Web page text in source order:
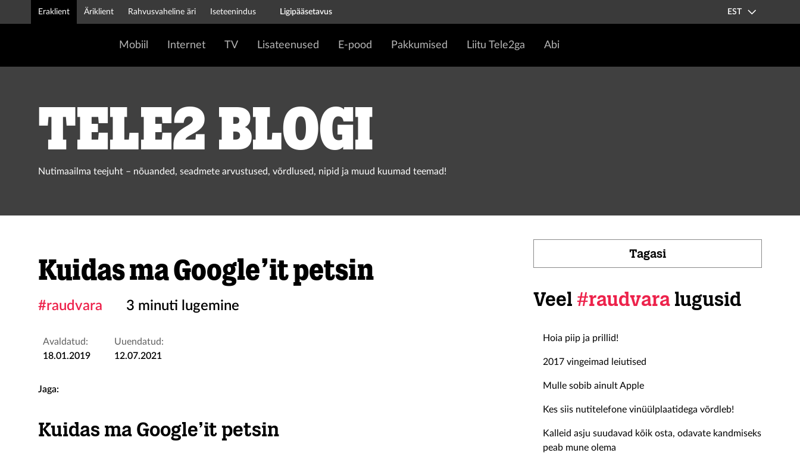
Eraklient Äriklient Rahvusvaheline äri Iseteenindus Ligipääsetavus EST
Mobiil Internet TV Lisateenused E-pood Pakkumised Liitu Tele2ga Abi
Tele2 blogi
Nutimaailma teejuht – nõuanded, seadmete arvustused, võrdlused, nipid ja muud kuumad teemad!
Kuidas ma Google’it petsin
#raudvara 3 minuti lugemine
Avaldatud:
18.01.2019
Uuendatud:
12.07.2021
Jaga:
Kuidas ma Google’it petsin
Tagasi
Veel #raudvara lugusid
Hoia piip ja prillid!
2017 vingeimad leiutised
Mulle sobib ainult Apple
Kes siis nutitelefone vinüülplaatidega võrdleb!
Kalleid asju suudavad kõik osta, odavate kandmiseks
peab mune olema